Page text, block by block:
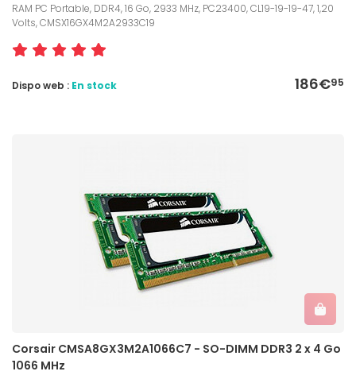
RAM PC Portable, DDR4, 16 Go, 2933 MHz, PC23400, CL19-19-19-47, 1,20
Volts, CMSX16GX4M2A2933C19
186€95
Dispo web : En stock
Corsair CMSA8GX3M2A1066C7 - SO-DIMM DDR3 2 x 4 Go
1066 MHz